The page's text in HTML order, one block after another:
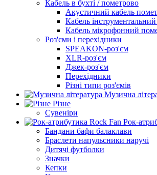
Кабель в бухті / пометрово
Акустичний кабель
Кабель
Кабель мікрофонний
Роз'єми і перехідники
SPEAKON-роз'єм
XLR-роз'єм
Джек-роз'єм
Перехідники
Різні типи роз'ємів
Музична
Різне
Сувеніри
Рок-
Бандани бафи балаклави
Браслети напульсники наручі
Дитячі футболки
Значки
Кепки